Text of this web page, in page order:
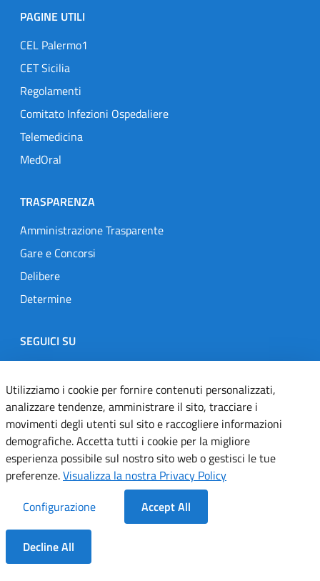
Dentro la Sezione
PAGINE UTILI
CEL Palermo1
CET Sicilia
Regolamenti
Comitato Infezioni Ospedaliere
Telemedicina
MedOral
TRASPARENZA
Amministrazione Trasparente
Gare e Concorsi
Delibere
Determine
SEGUICI SU
Designers Italia
TwitterInstagramYoutubeLinkedin
Dichiarazione di accessibilità
Informativa cookie
Note legali
Servizi Applicativi
Utilizziamo i cookie per fornire contenuti personalizzati,
analizzare tendenze, amministrare il sito, tracciare i
movimenti degli utenti sul sito e raccogliere informazioni
demografiche. Accetta tutti i cookie per la migliore
esperienza possibile sul nostro sito web o gestisci le tue
preferenze.Visualizza la nostra Privacy Policy
Configurazione
Accept All
Decline All